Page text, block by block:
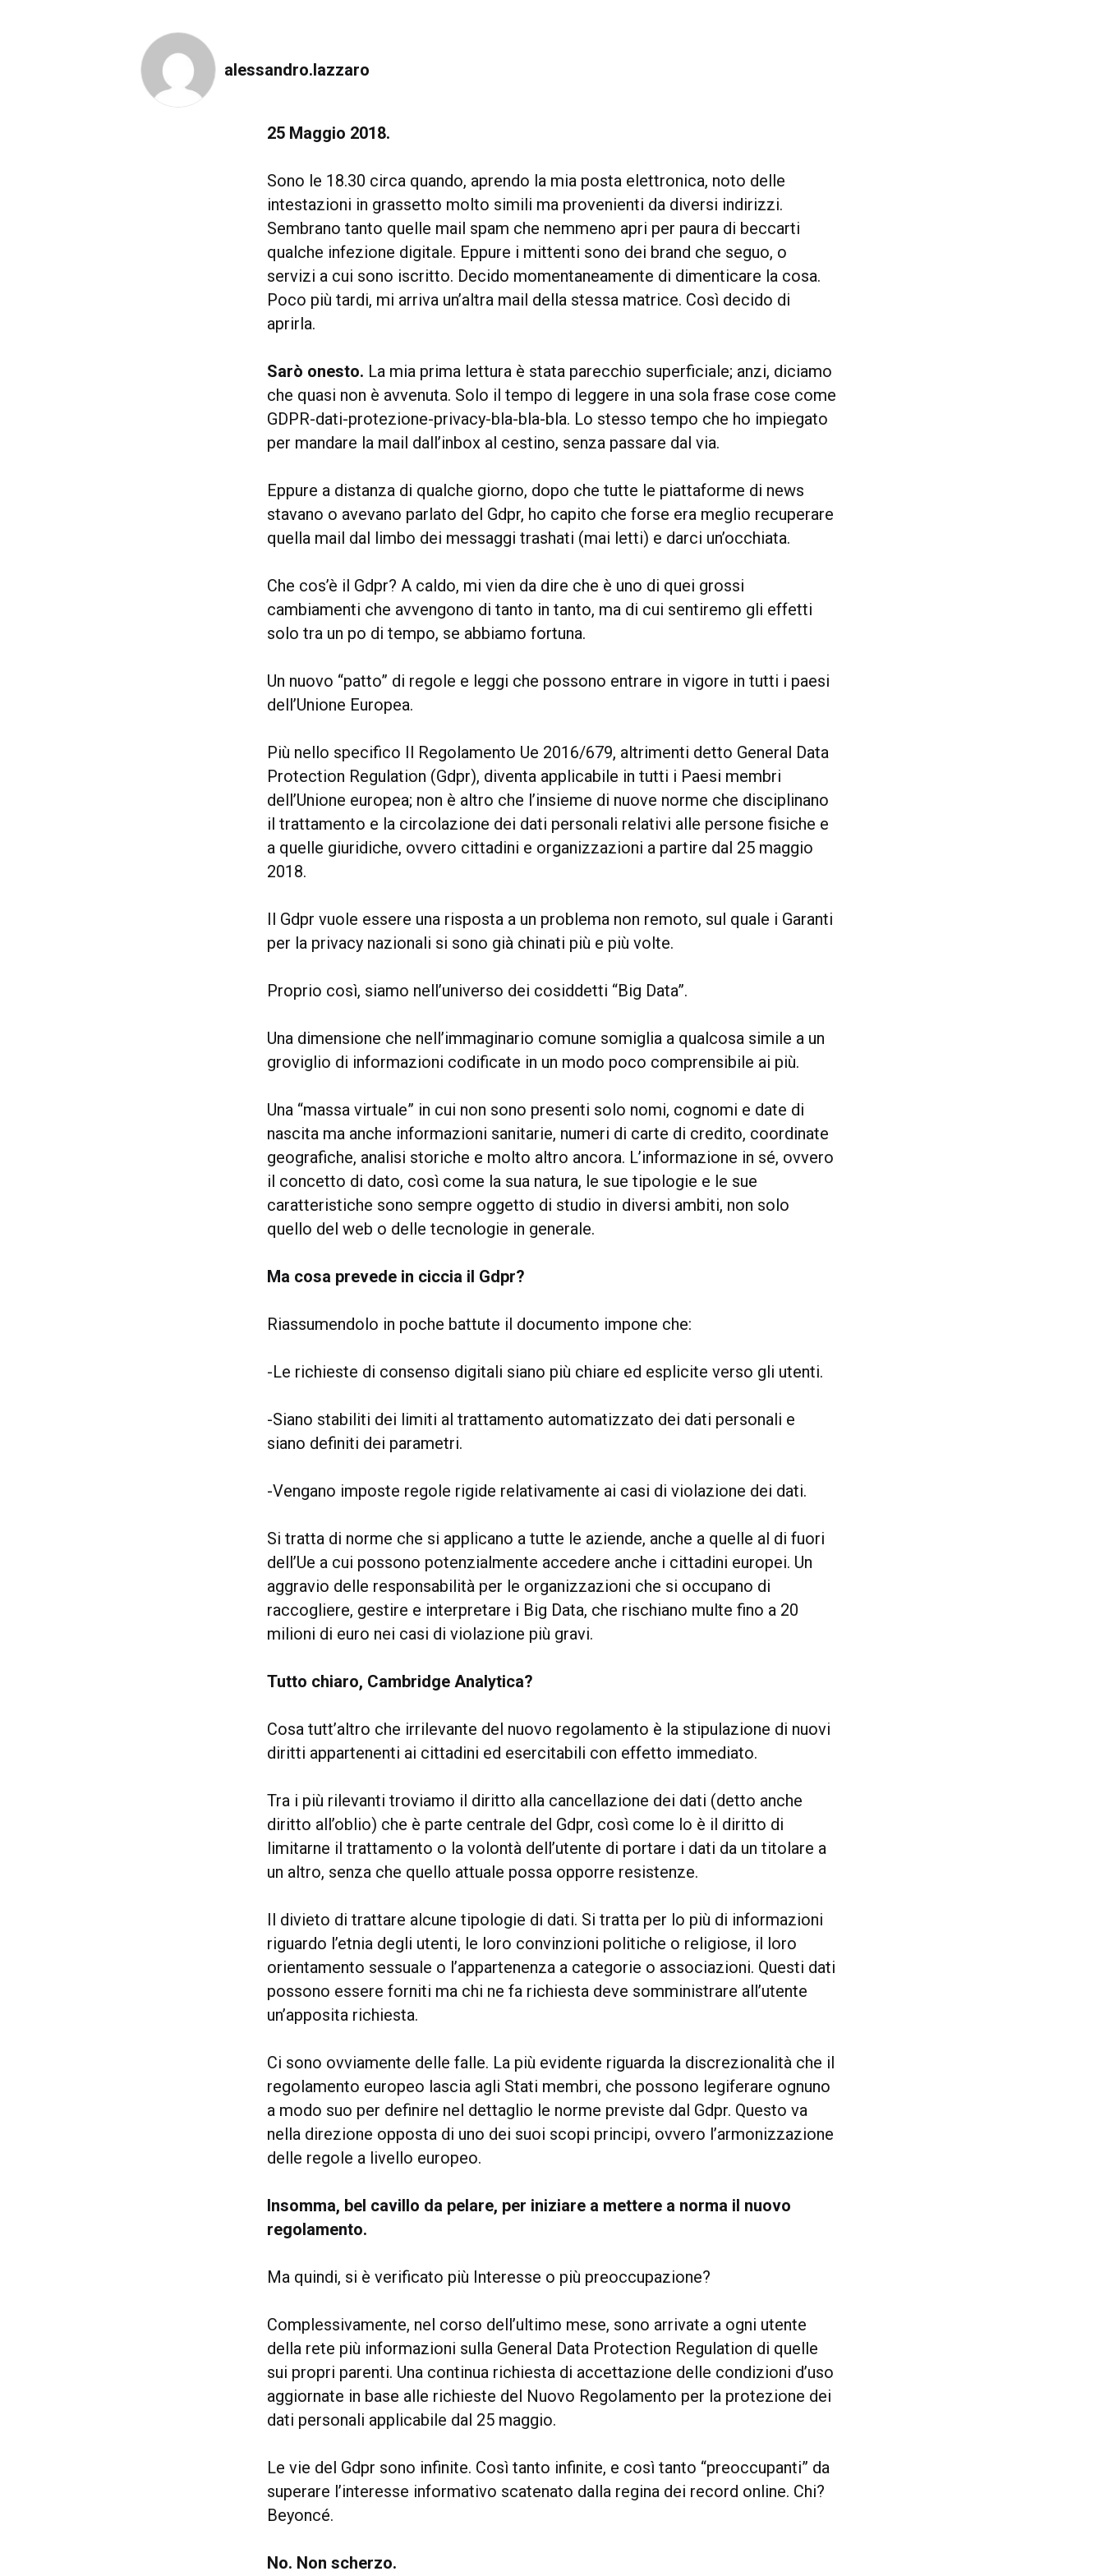
alessandro.lazzaro
25 Maggio 2018.
Sono le 18.30 circa quando, aprendo la mia posta elettronica, noto delle
intestazioni in grassetto molto simili ma provenienti da diversi indirizzi.
Sembrano tanto quelle mail spam che nemmeno apri per paura di beccarti
qualche infezione digitale. Eppure i mittenti sono dei brand che seguo, o
servizi a cui sono iscritto. Decido momentaneamente di dimenticare la cosa.
Poco più tardi, mi arriva un’altra mail della stessa matrice. Così decido di
aprirla.
Sarò onesto. La mia prima lettura è stata parecchio superficiale; anzi, diciamo
che quasi non è avvenuta. Solo il tempo di leggere in una sola frase cose come
GDPR-dati-protezione-privacy-bla-bla-bla. Lo stesso tempo che ho impiegato
per mandare la mail dall’inbox al cestino, senza passare dal via.
Eppure a distanza di qualche giorno, dopo che tutte le piattaforme di news
stavano o avevano parlato del Gdpr, ho capito che forse era meglio recuperare
quella mail dal limbo dei messaggi trashati (mai letti) e darci un’occhiata.
Che cos’è il Gdpr? A caldo, mi vien da dire che è uno di quei grossi
cambiamenti che avvengono di tanto in tanto, ma di cui sentiremo gli effetti
solo tra un po di tempo, se abbiamo fortuna.
Un nuovo “patto” di regole e leggi che possono entrare in vigore in tutti i paesi
dell’Unione Europea.
Più nello specifico Il Regolamento Ue 2016/679, altrimenti detto General Data
Protection Regulation (Gdpr), diventa applicabile in tutti i Paesi membri
dell’Unione europea; non è altro che l’insieme di nuove norme che disciplinano
il trattamento e la circolazione dei dati personali relativi alle persone fisiche e
a quelle giuridiche, ovvero cittadini e organizzazioni a partire dal 25 maggio
2018.
Il Gdpr vuole essere una risposta a un problema non remoto, sul quale i Garanti
per la privacy nazionali si sono già chinati più e più volte.
Proprio così, siamo nell’universo dei cosiddetti “Big Data”.
Una dimensione che nell’immaginario comune somiglia a qualcosa simile a un
groviglio di informazioni codificate in un modo poco comprensibile ai più.
Una “massa virtuale” in cui non sono presenti solo nomi, cognomi e date di
nascita ma anche informazioni sanitarie, numeri di carte di credito, coordinate
geografiche, analisi storiche e molto altro ancora. L’informazione in sé, ovvero
il concetto di dato, così come la sua natura, le sue tipologie e le sue
caratteristiche sono sempre oggetto di studio in diversi ambiti, non solo
quello del web o delle tecnologie in generale.
Ma cosa prevede in ciccia il Gdpr?
Riassumendolo in poche battute il documento impone che:
-Le richieste di consenso digitali siano più chiare ed esplicite verso gli utenti.
-Siano stabiliti dei limiti al trattamento automatizzato dei dati personali e
siano definiti dei parametri.
-Vengano imposte regole rigide relativamente ai casi di violazione dei dati.
Si tratta di norme che si applicano a tutte le aziende, anche a quelle al di fuori
dell’Ue a cui possono potenzialmente accedere anche i cittadini europei. Un
aggravio delle responsabilità per le organizzazioni che si occupano di
raccogliere, gestire e interpretare i Big Data, che rischiano multe fino a 20
milioni di euro nei casi di violazione più gravi.
Tutto chiaro, Cambridge Analytica?
Cosa tutt’altro che irrilevante del nuovo regolamento è la stipulazione di nuovi
diritti appartenenti ai cittadini ed esercitabili con effetto immediato.
Tra i più rilevanti troviamo il diritto alla cancellazione dei dati (detto anche
diritto all’oblio) che è parte centrale del Gdpr, così come lo è il diritto di
limitarne il trattamento o la volontà dell’utente di portare i dati da un titolare a
un altro, senza che quello attuale possa opporre resistenze.
Il divieto di trattare alcune tipologie di dati. Si tratta per lo più di informazioni
riguardo l’etnia degli utenti, le loro convinzioni politiche o religiose, il loro
orientamento sessuale o l’appartenenza a categorie o associazioni. Questi dati
possono essere forniti ma chi ne fa richiesta deve somministrare all’utente
un’apposita richiesta.
Ci sono ovviamente delle falle. La più evidente riguarda la discrezionalità che il
regolamento europeo lascia agli Stati membri, che possono legiferare ognuno
a modo suo per definire nel dettaglio le norme previste dal Gdpr. Questo va
nella direzione opposta di uno dei suoi scopi principi, ovvero l’armonizzazione
delle regole a livello europeo.
Insomma, bel cavillo da pelare, per iniziare a mettere a norma il nuovo
regolamento.
Ma quindi, si è verificato più Interesse o più preoccupazione?
Complessivamente, nel corso dell’ultimo mese, sono arrivate a ogni utente
della rete più informazioni sulla General Data Protection Regulation di quelle
sui propri parenti. Una continua richiesta di accettazione delle condizioni d’uso
aggiornate in base alle richieste del Nuovo Regolamento per la protezione dei
dati personali applicabile dal 25 maggio.
Le vie del Gdpr sono infinite. Così tanto infinite, e così tanto “preoccupanti” da
superare l’interesse informativo scatenato dalla regina dei record online. Chi?
Beyoncé.
No. Non scherzo.